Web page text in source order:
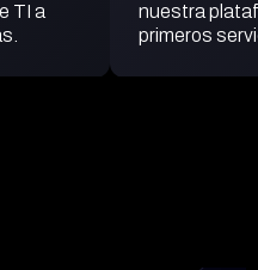
TI a
nuestra
primeros